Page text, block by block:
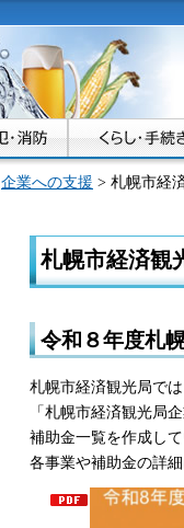
企業への支援 > 札幌市経
札幌市経済観
令和８年度札
札幌市経済観光局で
「札幌市経済観光局
補助金一覧を作成して
各事業や補助金の詳